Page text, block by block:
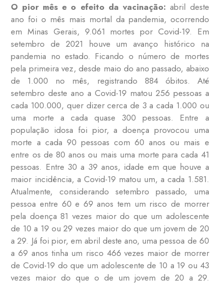
O pior mês e o efeito da vacinação: abril deste
ano foi o mês mais mortal da pandemia, ocorrendo
em Minas Gerais, 9.061 mortes por Covid-19. Em
setembro de 2021 houve um avanço histórico na
pandemia no estado. Ficando o número de mortes
pela primeira vez, desde maio do ano passado, abaixo
de 1.000 no mês, registrando 884 óbitos. Até
setembro deste ano a Covid-19 matou 256 pessoas a
cada 100.000, quer dizer cerca de 3 a cada 1.000 ou
uma morte a cada quase 300 pessoas. Entre a
população idosa foi pior, a doença provocou uma
morte a cada 90 pessoas com 60 anos ou mais e
entre os de 80 anos ou mais uma morte para cada 41
pessoas. Entre 30 a 39 anos, idade em que houve a
maior incidência, a Covid-19 matou um, a cada 1.581.
Atualmente, considerando setembro passado, uma
pessoa entre 60 e 69 anos tem um risco de morrer
pela doença 81 vezes maior do que um adolescente
de 10 a 19 ou 29 vezes maior do que um jovem de 20
a 29. Já foi pior, em abril deste ano, uma pessoa de 60
a 69 anos tinha um risco 466 vezes maior de morrer
de Covid-19 do que um adolescente de 10 a 19 ou 43
vezes maior do que o de um jovem de 20 a 29.